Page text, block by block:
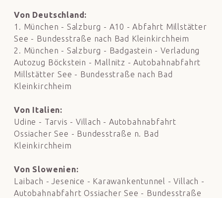
Von Deutschland:
1. München - Salzburg - A10 - Abfahrt Millstätter
See - Bundesstraße nach Bad Kleinkirchheim
2. München - Salzburg - Badgastein - Verladung
Autozug Böckstein - Mallnitz - Autobahnabfahrt
Millstätter See - Bundesstraße nach Bad
Kleinkirchheim
Von Italien:
Udine - Tarvis - Villach - Autobahnabfahrt
Ossiacher See - Bundesstraße n. Bad
Kleinkirchheim
Von Slowenien:
Laibach - Jesenice - Karawankentunnel - Villach -
Autobahnabfahrt Ossiacher See - Bundesstraße